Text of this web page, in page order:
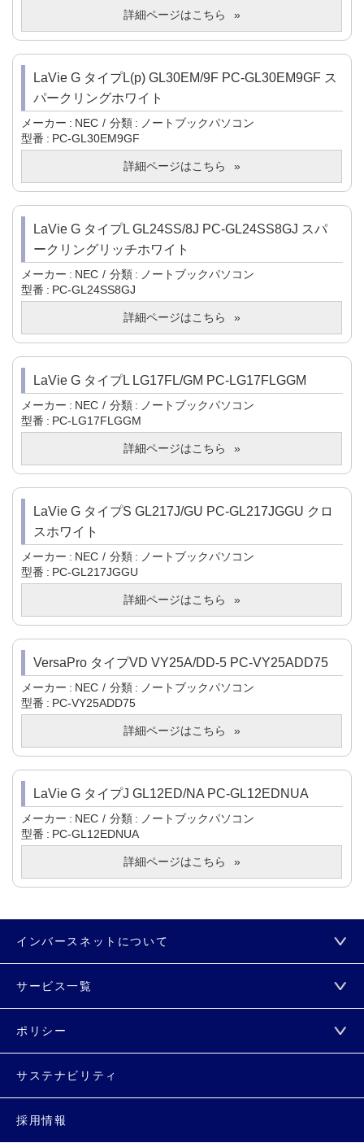
詳細ページはこちら
LaVie G タイプL(p) GL30EM/9F PC-GL30EM9GF ス
パークリングホワイト
メーカー NEC 分類
ノートブックパソコン
型番
PC-GL30EM9GF
詳細ページはこちら
LaVie G タイプL GL24SS/8J PC-GL24SS8GJ スパ
ークリングリッチホワイト
メーカー NEC 分類
ノートブックパソコン
型番
PC-GL24SS8GJ
詳細ページはこちら
LaVie G タイプL LG17FL/GM PC-LG17FLGGM
メーカー NEC 分類
ノートブックパソコン
型番
PC-LG17FLGGM
詳細ページはこちら
LaVie G タイプS GL217J/GU PC-GL217JGGU クロ
スホワイト
メーカー NEC 分類
ノートブックパソコン
型番
PC-GL217JGGU
詳細ページはこちら
VersaPro タイプVD VY25A/DD-5 PC-VY25ADD75
メーカー NEC 分類
ノートブックパソコン
型番
PC-VY25ADD75
詳細ページはこちら
LaVie G タイプJ GL12ED/NA PC-GL12EDNUA
メーカー NEC 分類
ノートブックパソコン
型番
PC-GL12EDNUA
詳細ページはこちら
インバースネットについて
サービス一覧
ポリシー
サステナビリティ
採用情報